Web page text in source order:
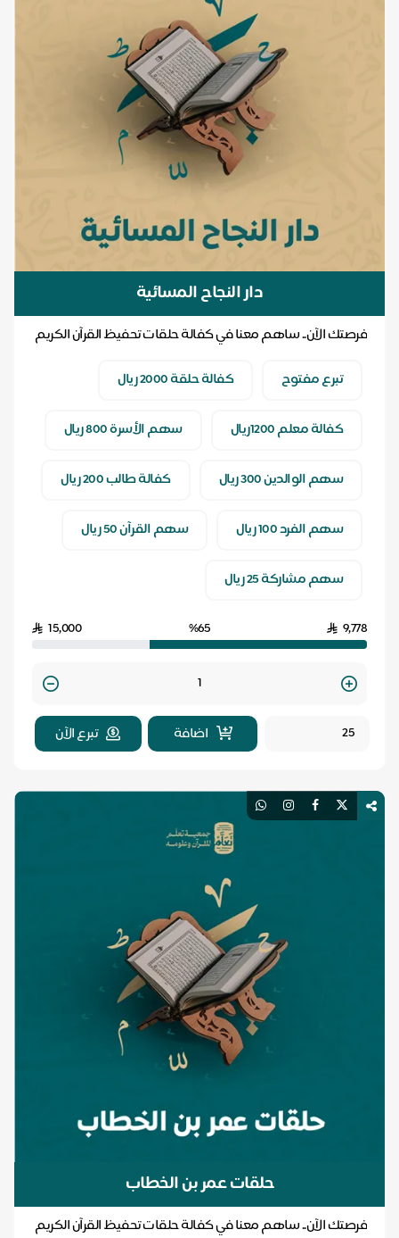
دار النجاح المسائية
فرصتك الآن.. ساهم معنا في كفالة حلقات تحفيظ القرآن الكريم
تبرع مفتوح
كفالة حلقة 2000 ريال
كفالة معلم 1200ريال سهم الأسرة 800 ريال
سهم الوالدين 300 ريال كفالة طالب 200 ريال
سهم الفرد 100 ريال سهم القرآن 50 ريال
سهم مشاركة 25 ريال
9,778
%65
15,000
Quantity
اضافة
تبرع الآن
حلقات عمر بن الخطاب
فرصتك الآن.. ساهم معنا في كفالة حلقات تحفيظ القرآن الكريم